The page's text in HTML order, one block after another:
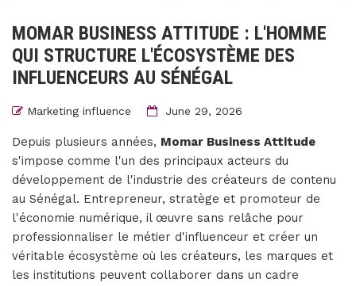
MOMAR BUSINESS ATTITUDE : L'HOMME
QUI STRUCTURE L'ÉCOSYSTÈME DES
INFLUENCEURS AU SÉNÉGAL
Marketing influence June 29, 2026
Depuis plusieurs années, Momar Business Attitude
s'impose comme l'un des principaux acteurs du
développement de l'industrie des créateurs de contenu
au Sénégal. Entrepreneur, stratège et promoteur de
l'économie numérique, il œuvre sans relâche pour
professionnaliser le métier d'influenceur et créer un
véritable écosystème où les créateurs, les marques et
les institutions peuvent collaborer dans un cadre